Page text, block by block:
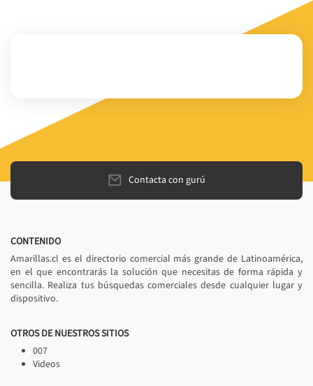
Contacta con gurú
CONTENIDO
Amarillas.cl es el directorio comercial más grande de Latinoamérica,
en el que encontrarás la solución que necesitas de forma rápida y
sencilla. Realiza tus búsquedas comerciales desde cualquier lugar y
dispositivo.
OTROS DE NUESTROS SITIOS
007
Videos